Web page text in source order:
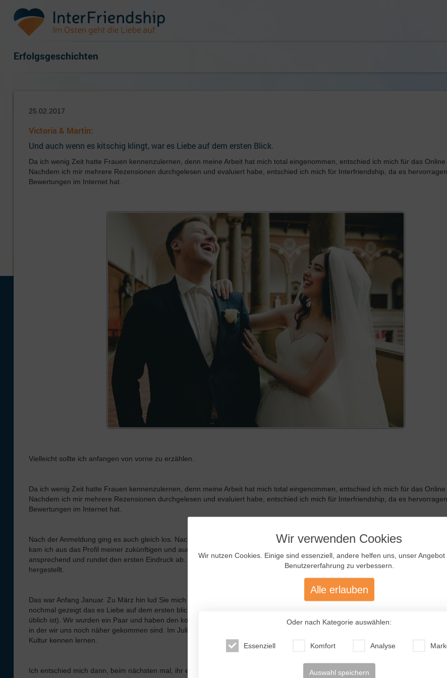
25.02.2017
Victoria & Martin:
Und auch wenn es kitschig klingt, war es Liebe auf dem ersten Blick.
Da ich wenig Zeit hatte Frauen kennenzulernen, denn meine Arbeit hat mich total eingenommen, entschied ich mich für das Online
Nachdem ich mir mehrere Rezensionen durchgelesen und evaluiert habe, entschied ich mich für Interfriendship, da es
Bewertungen im Internet hat.
Vielleicht sollte ich anfangen von vorne zu erzählen.
Da ich wenig Zeit hatte Frauen kennenzulernen, denn meine Arbeit hat mich total eingenommen, entschied ich mich für das Online
Nachdem ich mir mehrere Rezensionen durchgelesen und evaluiert habe, entschied ich mich für Interfriendship, da es
Bewertungen im Internet hat.
Nach der Anmeldung ging es auch gleich los. Nachdem ich mir wirklich viel Zeit genommen und mit mindestens 200 Profile
kam ich aus das Profil meiner zukünftigen und auch wenn es kitschig klingt, war es Liebe auf dem ersten Blick. Das Profil war sehr
ansprechend und rundet den ersten Eindruck ab. Ich verfasste eine Mail, bekam eine angenehme Antwort und schwups, war der
hergestellt.
Das war Anfang Januar. Zu März hin lud Sie mich zu ihrem Geburtstag ein bei dem ich sie zum ersten Mal getroffen habe. Das hat
nochmal gezeigt das es Liebe auf dem ersten blick tatsächlich gibt. Wir verbrachten 5 wunderschöne Tage die viel zu kurz waren
üblich ist). Wir wurden ein Paar und haben den kontakt bestärkt. Gegen Mai verbrachte wir nochmal zwei Wochen zusammen in
in der wir uns noch näher gekommen sind. Im Juli besuchte sie mich und durfte meine Familie und Freunde, sowie ein wenig die
Kultur kennen lernen.
Ich entschied mich dann, beim nächsten mal, ihr einen Antrag zu machen. Das war im November. Ich habe ihr den Antrag bei einem
Erfolgsgeschichten
Wir verwenden Cookies
Wir nutzen Cookies. Einige sind essenziell, andere helfen uns, unser Angebot
Benutzererfahrung zu verbessern.
Alle erlauben
Oder nach Kategorie auswählen:
Essenziell Komfort Analyse
Auswahl speichern